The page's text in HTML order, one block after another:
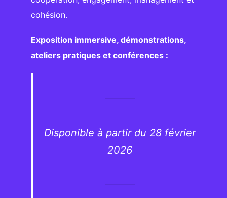
cohésion.
Exposition immersive, démonstrations,
ateliers pratiques et conférences :
Disponible à partir du 28 février
2026